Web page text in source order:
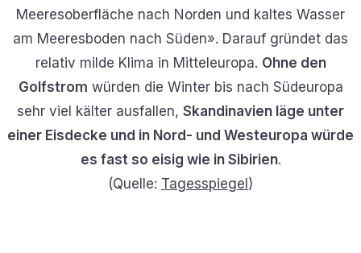
Meeresoberfläche nach Norden und kaltes Wasser
am Meeresboden nach Süden». Darauf gründet das
relativ milde Klima in Mitteleuropa. Ohne den
Golfstrom würden die Winter bis nach Südeuropa
sehr viel kälter ausfallen, Skandinavien läge unter
einer Eisdecke und in Nord- und Westeuropa würde
es fast so eisig wie in Sibirien.
(Quelle: Tagesspiegel)